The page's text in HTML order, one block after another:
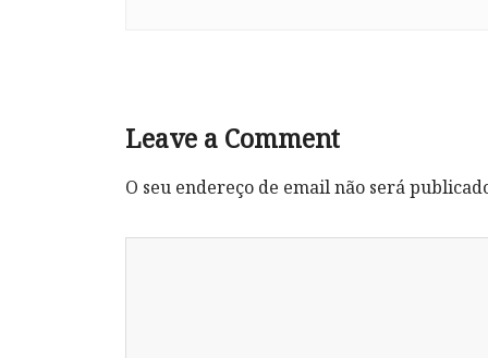
Leave a Comment
O seu endereço de email não será